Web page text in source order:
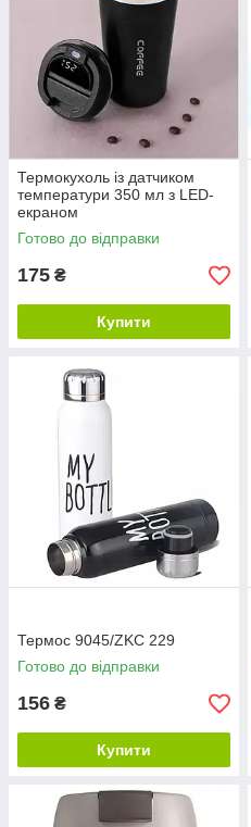
Термокухоль із датчиком
температури 350 мл з LED-
екраном
Готово до відправки
175 ₴
Купити
Термос 9045/ZKC 229
Готово до відправки
156 ₴
Купити